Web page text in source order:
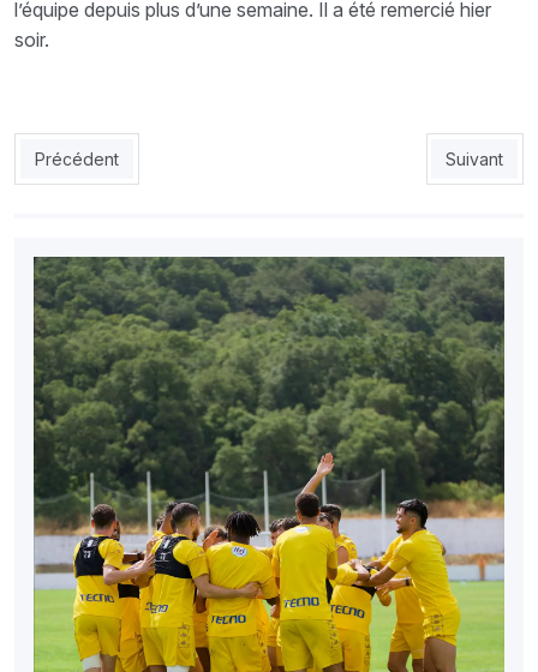
l’équipe depuis plus d’une semaine. Il a été remercié hier
soir.
Article précédent : USMA : Hamia, enfin le bout du tunnel
Précédent Article
Suivant